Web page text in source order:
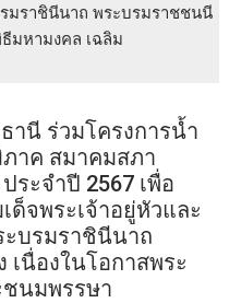
มราชินีนาถ พระบรมราชชนนี
มหามงคล เฉลิม
านี ร่วมโครงการน้ำ
าค สมาคมสภา
ระจำปี 2567 เพื่อ
ด็จพระเจ้าอยู่หัวและ
ะบรมราชินีนาถ
นื่องในโอกาสพระ
นมพรรษา